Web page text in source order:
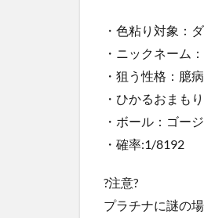
・色粘り対象：
・ニックネーム
・狙う性格：臆
・ひかるおまも
・ボール：ゴー
・確率:1/8192
?注意?
プラチナに謎の